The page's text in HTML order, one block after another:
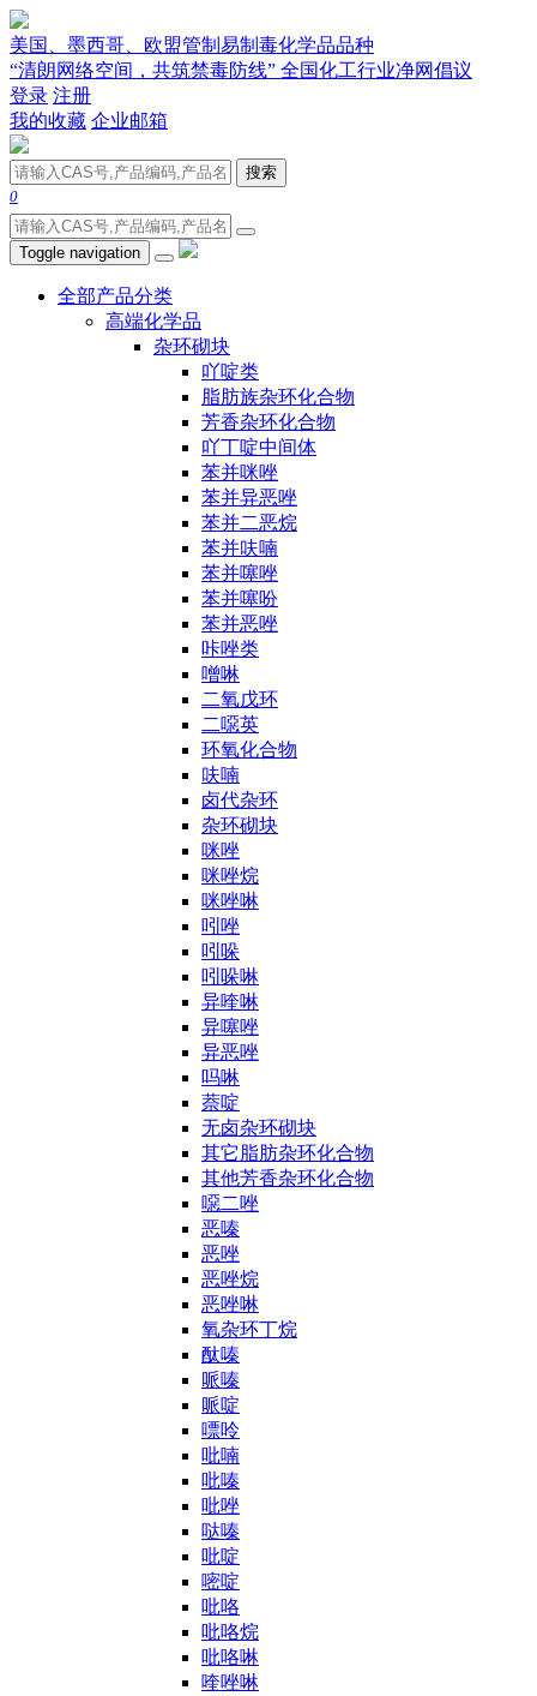
美国、墨西哥、欧盟管制易制毒化学品品种
“清朗网络空间，共筑禁毒防线” 全国化工行业净网倡议
登录 注册
我的收藏 企业邮箱
搜索
0
Toggle navigation
全部产品分类
高端化学品
杂环砌块
吖啶类
脂肪族杂环化合物
芳香杂环化合物
吖丁啶中间体
苯并咪唑
苯并异恶唑
苯并二恶烷
苯并呋喃
苯并噻唑
苯并噻吩
苯并恶唑
咔唑类
噌啉
二氧戊环
二噁英
环氧化合物
呋喃
卤代杂环
杂环砌块
咪唑
咪唑烷
咪唑啉
吲唑
吲哚
吲哚啉
异喹啉
异噻唑
异恶唑
吗啉
萘啶
无卤杂环砌块
其它脂肪杂环化合物
其他芳香杂环化合物
噁二唑
恶嗪
恶唑
恶唑烷
恶唑啉
氧杂环丁烷
酞嗪
哌嗪
哌啶
嘌呤
吡喃
吡嗪
吡唑
哒嗪
吡啶
嘧啶
吡咯
吡咯烷
吡咯啉
喹唑啉